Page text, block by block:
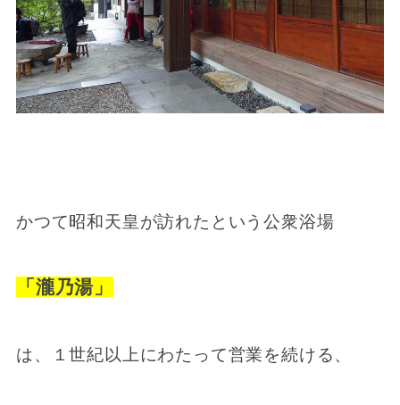
かつて昭和天皇が訪れたという公衆浴場
「瀧乃湯」
は、１世紀以上にわたって営業を続ける、